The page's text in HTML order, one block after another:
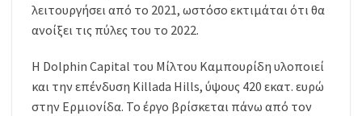
λειτουργήσει από το 2021, ωστόσο εκτιμάται ότι θα
ανοίξει τις πύλες του το 2022.
Η Dolphin Capital του Μίλτου Καμπουρίδη υλοποιεί
και την επένδυση Killada Hills, ύψους 420 εκατ. ευρώ
στην Ερμιονίδα. Το έργο βρίσκεται πάνω από τον